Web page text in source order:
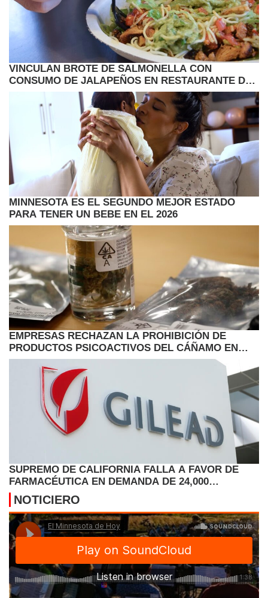
VINCULAN BROTE DE SALMONELLA CON
CONSUMO DE JALAPEÑOS EN RESTAURANTE DE
COMIDA RAPIDA
MINNESOTA ES EL SEGUNDO MEJOR ESTADO
PARA TENER UN BEBE EN EL 2026
EMPRESAS RECHAZAN LA PROHIBICIÓN DE
PRODUCTOS PSICOACTIVOS DEL CÁÑAMO EN
TEXAS
SUPREMO DE CALIFORNIA FALLA A FAVOR DE
FARMACÉUTICA EN DEMANDA DE 24,000
PERSONAS CON VIH
NOTICIERO